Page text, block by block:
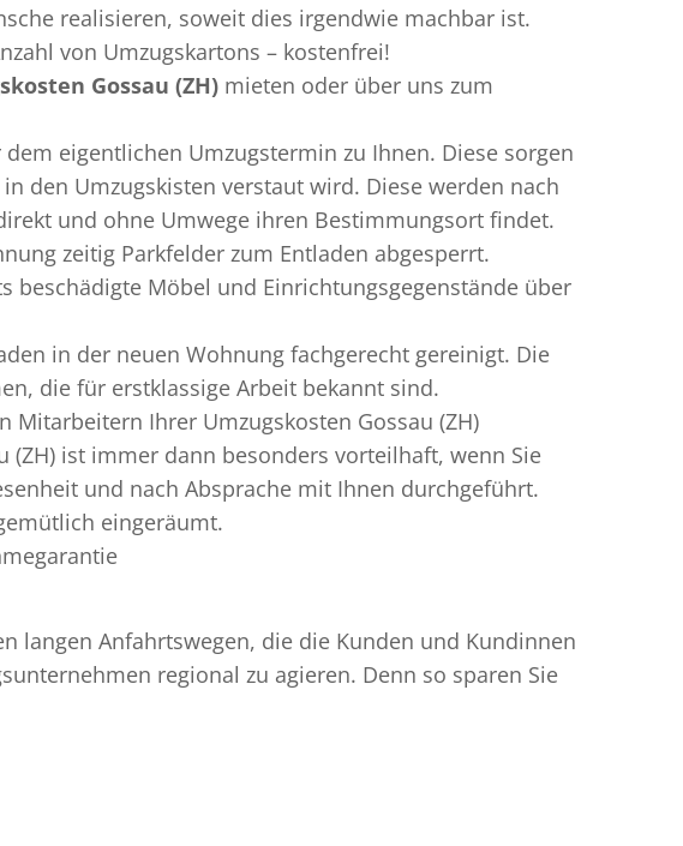
realisieren, soweit dies irgendwie machbar ist.
von Umzugskartons – kostenfrei!
Gossau (ZH) mieten oder über uns zum
eigentlichen Umzugstermin zu Ihnen. Diese sorgen
den Umzugskisten verstaut wird. Diese werden nach
und ohne Umwege ihren Bestimmungsort findet.
zeitig Parkfelder zum Entladen abgesperrt.
beschädigte Möbel und Einrichtungsgegenstände über
in der neuen Wohnung fachgerecht gereinigt. Die
die für erstklassige Arbeit bekannt sind.
Ihrer Umzugskosten Gossau (ZH)
(ZH) ist immer dann besonders vorteilhaft, wenn Sie
und nach Absprache mit Ihnen durchgeführt.
eingeräumt.
langen Anfahrtswegen, die die Kunden und Kundinnen
regional zu agieren. Denn so sparen Sie